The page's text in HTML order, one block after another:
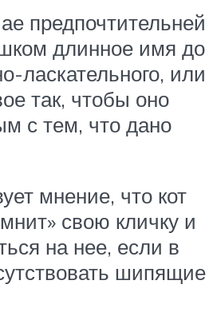
предпочтительней
длинное имя до
ласкательного, или
так, чтобы оно
с тем, что дано
мнение, что кот
свою кличку и
на нее, если в
шипящие